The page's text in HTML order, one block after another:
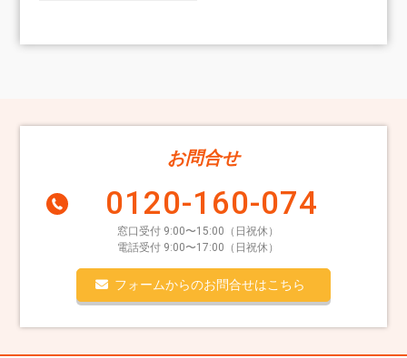
お問合せ
0120-160-074
窓口受付 9:00〜15:00（日祝休）
電話受付 9:00〜17:00（日祝休）
フォームからのお問合せはこちら